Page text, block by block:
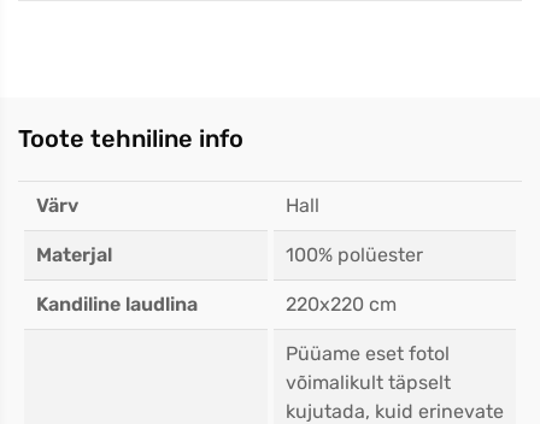
Toote tehniline info
Värv Hall
Materjal 100% polüester
Kandiline laudlina 220x220 cm
Püüame eset fotol
võimalikult täpselt
kujutada, kuid erinevate